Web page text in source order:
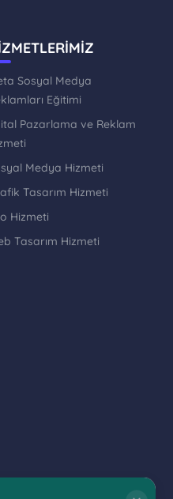
Sosyal Medya
Eğitimi
Pazarlama ve Reklam
Medya Hizmeti
Tasarım Hizmeti
Hizmeti
Tasarım Hizmeti
Şu anda